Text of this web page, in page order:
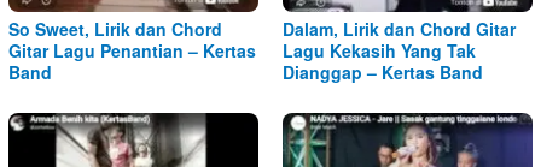
So Sweet, Lirik dan Chord
Gitar Lagu Penantian – Kertas
Band
Dalam, Lirik dan Chord Gitar
Lagu Kekasih Yang Tak
Dianggap – Kertas Band